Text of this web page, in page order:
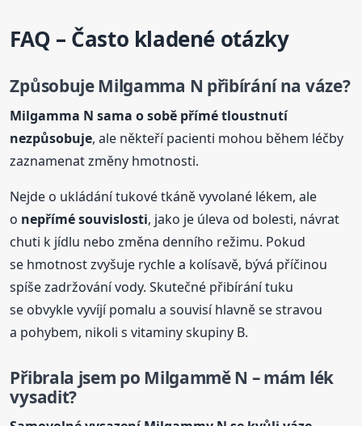
FAQ – Často kladené otázky
Způsobuje Milgamma N přibírání na váze?
Milgamma N sama o sobě přímétloustnutí
nezpůsobuje, ale někteří pacienti mohou během léčby
zaznamenat změny hmotnosti.
Nejde o ukládání tukové tkáně vyvolané lékem, ale
o nepřímé souvislosti, jako je úleva od bolesti, návrat
chuti k jídlu nebo změna denního režimu. Pokud
se hmotnost zvyšuje rychle a kolísavě, bývá příčinou
spíše zadržování vody. Skutečné přibírání tuku
se obvykle vyvíjí pomalu a souvisí hlavně se stravou
a pohybem, nikoli s vitaminy skupiny B.
Přibrala jsem po Milgammě N – mám lék
vysadit?